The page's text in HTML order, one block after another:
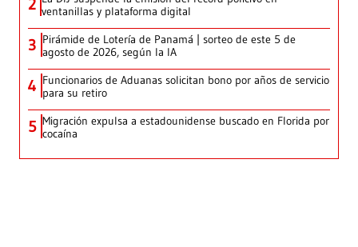
ventanillas y plataforma digital
3 Pirámide de Lotería de Panamá | sorteo de este 5 de
agosto de 2026, según la IA
4 Funcionarios de Aduanas solicitan bono por años de servicio
para su retiro
5 Migración expulsa a estadounidense buscado en Florida por
cocaína